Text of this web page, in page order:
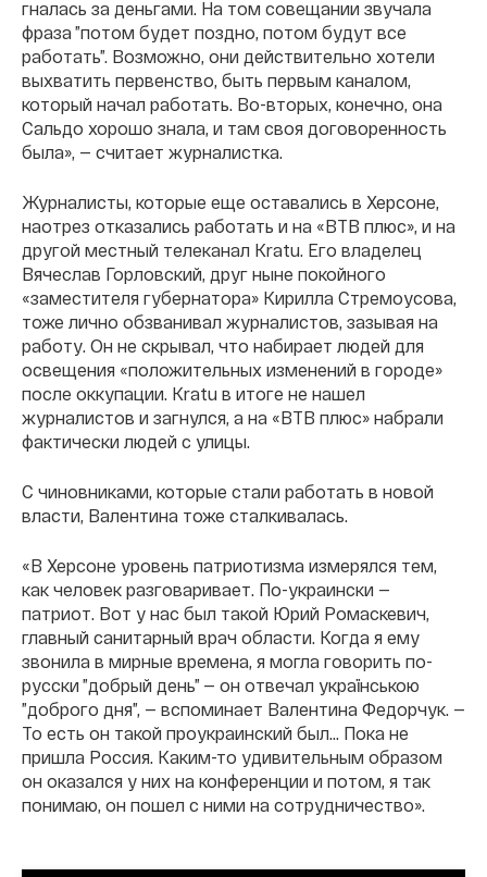
гналась за деньгами. На том совещании звучала
фраза ”потом будет поздно, потом будут все
работать”. Возможно, они действительно хотели
выхватить первенство, быть первым каналом,
который начал работать. Во-вторых, конечно, она
Сальдо хорошо знала, и там своя договоренность
была», — считает журналистка.
Журналисты, которые еще оставались в Херсоне,
наотрез отказались работать и на «ВТВ плюс», и на
другой местный телеканал Kratu. Его владелец
Вячеслав Горловский, друг ныне покойного
«заместителя губернатора» Кирилла Стремоусова,
тоже лично обзванивал журналистов, зазывая на
работу. Он не скрывал, что набирает людей для
освещения «положительных изменений в городе»
после оккупации. Kratu в итоге не нашел
журналистов и загнулся, а на «ВТВ плюс» набрали
фактически людей с улицы.
С чиновниками, которые стали работать в новой
власти, Валентина тоже сталкивалась.
«В Херсоне уровень патриотизма измерялся тем,
как человек разговаривает. По-украински —
патриот. Вот у нас был такой Юрий Ромаскевич,
главный санитарный врач области. Когда я ему
звонила в мирные времена, я могла говорить по-
русски ”добрый день” — он отвечал українською
”доброго дня”, — вспоминает Валентина Федорчук. —
То есть он такой проукраинский был… Пока не
пришла Россия. Каким-то удивительным образом
он оказался у них на конференции и потом, я так
понимаю, он пошел с ними на сотрудничество».